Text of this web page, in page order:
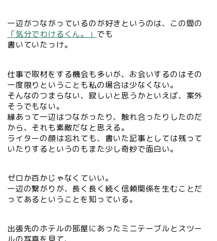
一辺がつながっているのが好きというのは、この間の
「気分でわけるくん。」 でも
書いていたっけ。
仕事で取材をする機会も多いが、お会いするのはその
一度限りということも私の場合は少なくない。
そんなのつまらない、寂しいと思うかといえば、案外
そうでもない。
縁あって一辺はつながったり、触れ合ったりしたのだ
から、それも素敵だなと思える。
ライターの顔は忘れても、書いた記事としては残って
いたりするというのもまた少し奇妙で面白い。
ゼロか百かじゃなくていい。
一辺の繋がりが、長く長く続く信頼関係を生むことだ
ってあるということを知っている。
出張先のホテルの部屋にあったミニテーブルとスツー